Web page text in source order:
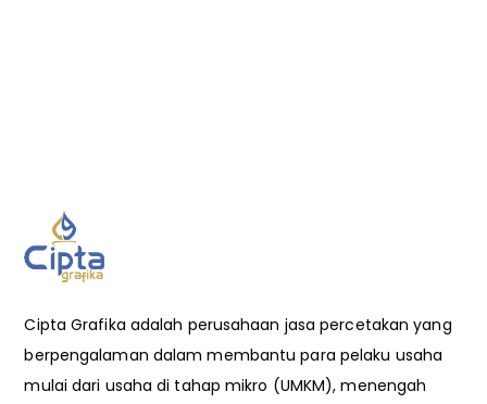
Cipta Grafika adalah perusahaan jasa percetakan yang
berpengalaman dalam membantu para pelaku usaha
mulai dari usaha di tahap mikro (UMKM), menengah